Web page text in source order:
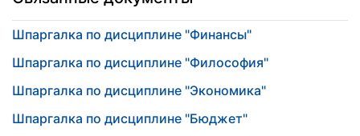
Шпаргалка по дисциплине "Финансы"
Шпаргалка по дисциплине "Философия"
Шпаргалка по дисциплине "Экономика"
Шпаргалка по дисциплине "Бюджет"